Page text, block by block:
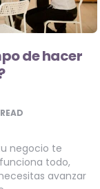
de hacer
negocio te
todo,
avanzar